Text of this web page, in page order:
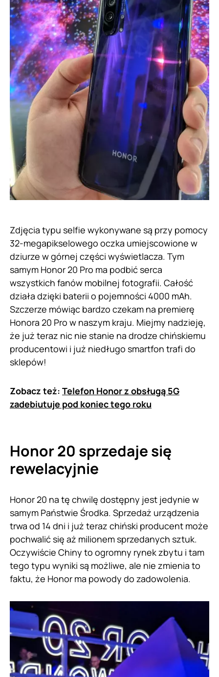
Zdjęcia typu selfie wykonywane są przy pomocy
32-megapikselowego oczka umiejscowione w
dziurze w górnej części wyświetlacza. Tym
samym Honor 20 Pro ma podbić serca
wszystkich fanów mobilnej fotografii. Całość
działa dzięki baterii o pojemności 4000 mAh.
Szczerze mówiąc bardzo czekam na premierę
Honora 20 Pro w naszym kraju. Miejmy nadzieję,
że już teraz nic nie stanie na drodze chińskiemu
producentowi i już niedługo smartfon trafi do
sklepów!
Zobacz też: Telefon Honor z obsługą 5G
zadebiutuje pod koniec tego roku
Honor 20 sprzedaje się
rewelacyjnie
Honor 20 na tę chwilę dostępny jest jedynie w
samym Państwie Środka. Sprzedaż urządzenia
trwa od 14 dni i już teraz chiński producent może
pochwalić się aż milionem sprzedanych sztuk.
Oczywiście Chiny to ogromny rynek zbytu i tam
tego typu wyniki są możliwe, ale nie zmienia to
faktu, że Honor ma powody do zadowolenia.